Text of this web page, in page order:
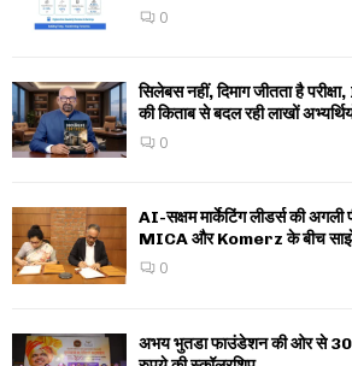
0
सिलेबस नहीं, दिमाग जीतता है
की किताब से बदल रही लाखों
0
AI-सक्षम मार्केटिंग लीडर्स की अगली
MICA और Komerz के बीच
0
अभय भुतडा फाउंडेशन की ओर से